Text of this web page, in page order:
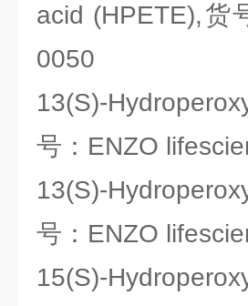
acid (HPETE),货
0050
13(S)-
号：ENZO
13(S)-
号：ENZO
15(S)-